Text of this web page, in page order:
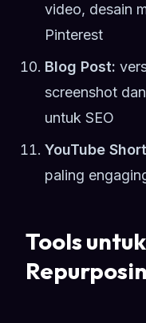
video, desain
Pinterest
Blog Post:
screenshot
untuk SEO
YouTube
paling
Tools